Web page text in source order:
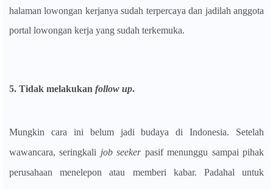
halaman lowongan kerjanya sudah terpercaya dan jadilah anggota
portal lowongan kerja yang sudah terkemuka.
5. Tidak melakukan follow up.
Mungkin cara ini belum jadi budaya di Indonesia. Setelah
wawancara, seringkali job seekerpasif menunggu sampai pihak
perusahaan menelepon atau memberi kabar. Padahal untuk